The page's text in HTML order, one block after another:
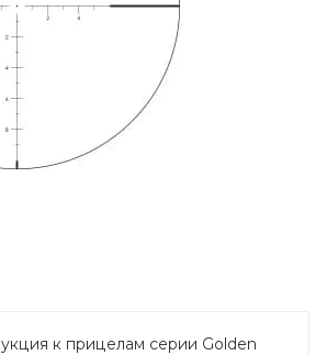
к прицелам серии Golden